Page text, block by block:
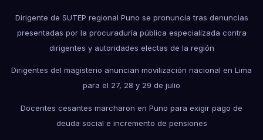
Dirigente de SUTEP regional Puno se pronuncia tras denuncias
presentadas por la procuraduría pública especializada contra
dirigentes y autoridades electas de la región
Dirigentes del magisterio anuncian movilización nacional en Lima
para el 27, 28 y 29 de julio
Docentes cesantes marcharon en Puno para exigir pago de
deuda social e incremento de pensiones